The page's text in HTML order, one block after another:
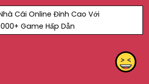
Cái Online Đỉnh Cao Với
Game Hấp Dẫn